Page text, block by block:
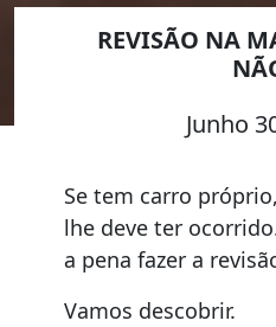
REVISÃO NA
Junho
Se tem carro
lhe deve ter
a pena fazer a
Vamos descobrir.